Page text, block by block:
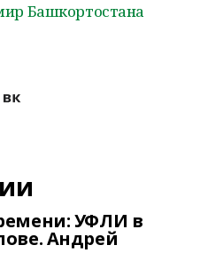
Башкортостана
УФЛИ в
Андрей